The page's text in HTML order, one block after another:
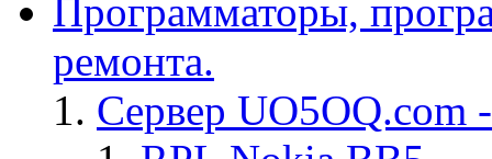
Программаторы,
ремонта.
Сервер